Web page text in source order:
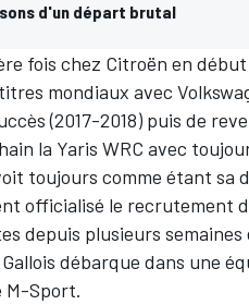
d'un départ brutal
fois chez Citroën en
mondiaux avec
(2017-2018) puis de
la Yaris WRC avec
toujours comme étant sa
officialisé le recrutement
depuis plusieurs
débarque dans une
M-Sport.